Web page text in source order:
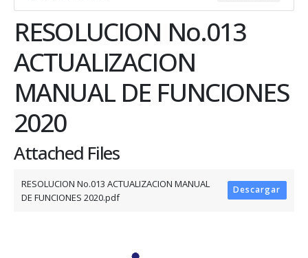
RESOLUCION No.013
ACTUALIZACION
MANUAL DE FUNCIONES
2020
Attached Files
RESOLUCION No.013 ACTUALIZACION MANUAL
DE FUNCIONES 2020.pdf
Descargar